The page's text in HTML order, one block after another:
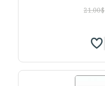
21.00$